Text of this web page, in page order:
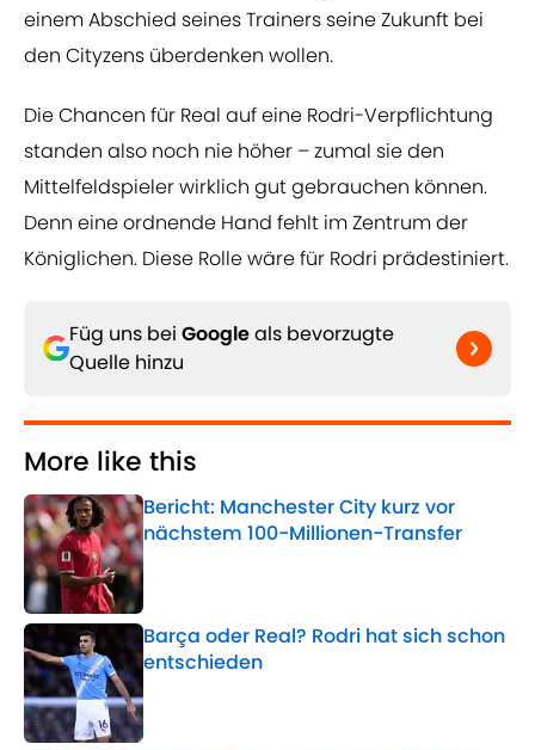
einem Abschied seines Trainers seine Zukunft bei
den Cityzens überdenken wollen.
Die Chancen für Real auf eine Rodri-Verpflichtung
standen also noch nie höher – zumal sie den
Mittelfeldspieler wirklich gut gebrauchen können.
Denn eine ordnende Hand fehlt im Zentrum der
Königlichen. Diese Rolle wäre für Rodri prädestiniert.
Füg uns bei Googleals bevorzugte
Quelle hinzu
More like this
Bericht: Manchester City kurz vor
nächstem 100-Millionen-Transfer
Published by on Invalid Date
Barça oder Real? Rodri hat sich schon
entschieden
Published by on Invalid Date